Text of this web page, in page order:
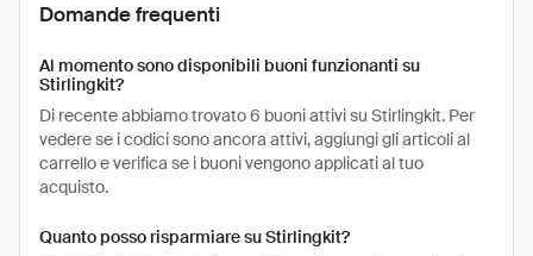
Domande frequenti
Al momento sono disponibili buoni funzionanti su
Stirlingkit?
Di recente abbiamo trovato 6 buoni attivi su Stirlingkit. Per
vedere se i codici sono ancora attivi, aggiungi gli articoli al
carrello e verifica se i buoni vengono applicati al tuo
acquisto.
Quanto posso risparmiare su Stirlingkit?